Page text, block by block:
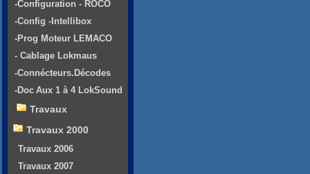
-Configuration - ROCO
-Config -Intellibox
-Prog Moteur LEMACO
- Cablage Lokmaus
-Connécteurs.Décodes
-Doc Aux 1 à 4 LokSound
Travaux
Travaux 2000
Travaux 2006
Travaux 2007